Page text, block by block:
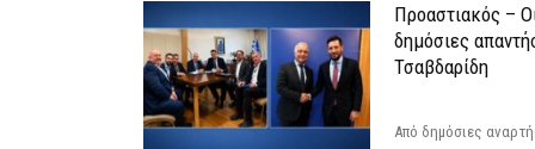
Προαστιακός –
δημόσιες
Τσαβδαρίδη
Από δημόσιες